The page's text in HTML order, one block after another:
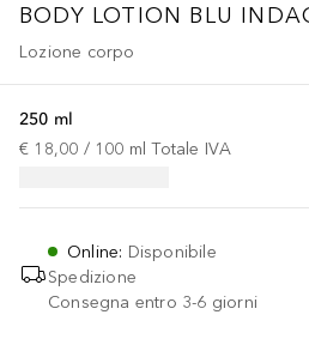
BODY LOTION BLU
Lozione corpo
250 ml
€ 18,00 / 100 ml Totale IVA
Online: Disponibile
Spedizione
Consegna entro 3-6 giorni